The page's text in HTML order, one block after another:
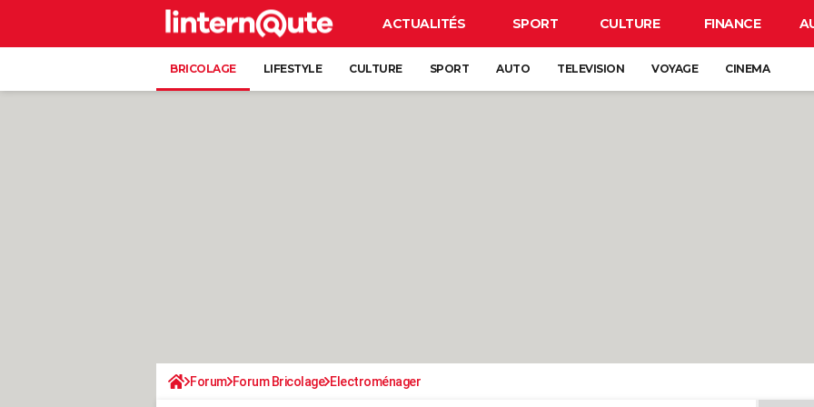
ACTUALITÉS SPORT CULTURE FINANCE
BRICOLAGE LIFESTYLE CULTURE SPORT AUTO TELEVISION VOYAGE CINEMA
Forum Forum Bricolage Electroménager